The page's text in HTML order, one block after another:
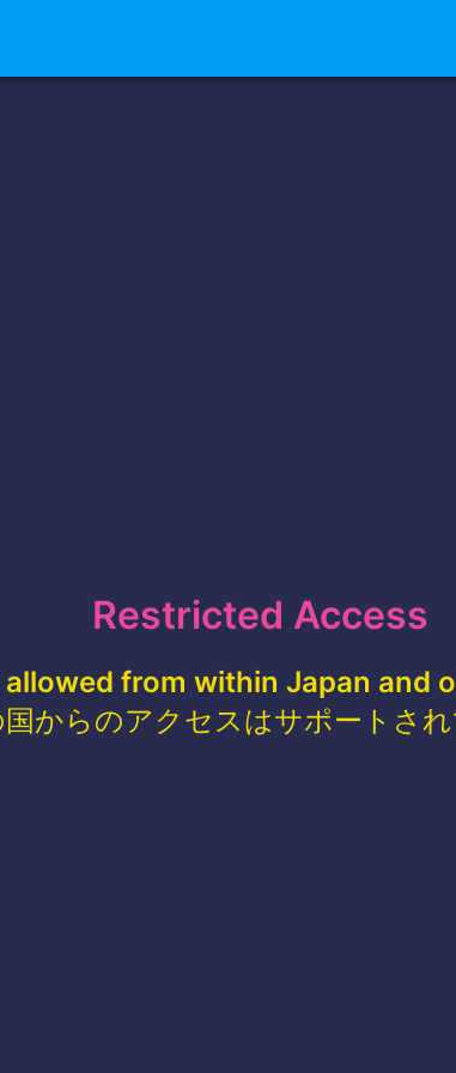
Restricted Access
from within Japan and
からのアクセスはサポートされ